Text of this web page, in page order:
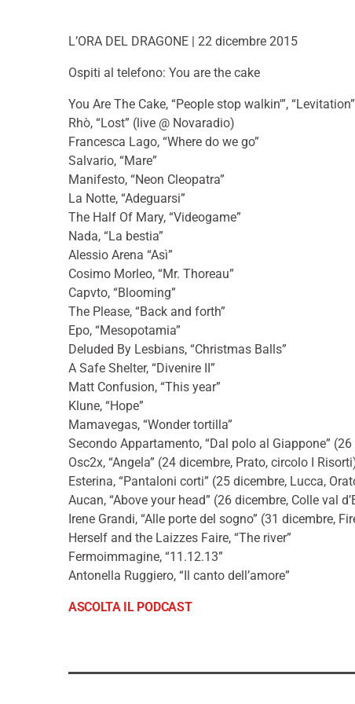
L’ORA DEL DRAGONE | 22 dicembre 2015
Ospiti al telefono: You are the cake
You Are The Cake, “People stop walkin'”, “Levitation”
Rhò, “Lost” (live @ Novaradio)
Francesca Lago, “Where do we go”
Salvario, “Mare”
Manifesto, “Neon Cleopatra”
La Notte, “Adeguarsi”
The Half Of Mary, “Videogame”
Nada, “La bestia”
Alessio Arena “Asì”
Cosimo Morleo, “Mr. Thoreau”
Capvto, “Blooming”
The Please, “Back and forth”
Epo, “Mesopotamia”
Deluded By Lesbians, “Christmas Balls”
A Safe Shelter, “Divenire II”
Matt Confusion, “This year”
Klune, “Hope”
Mamavegas, “Wonder tortilla”
Secondo Appartamento, “Dal polo al Giappone”
Osc2x, “Angela” (24 dicembre, Prato, circolo I
Esterina, “Pantaloni corti” (25 dicembre, Lucca,
Aucan, “Above your head” (26 dicembre, Colle val
Irene Grandi, “Alle porte del sogno” (31 dicembre,
Herself and the Laizzes Faire, “The river”
Fermoimmagine, “11.12.13”
Antonella Ruggiero, “Il canto dell’amore”
ASCOLTA IL PODCAST